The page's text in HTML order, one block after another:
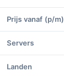
Prijs vanaf (p/m)
Servers
Landen